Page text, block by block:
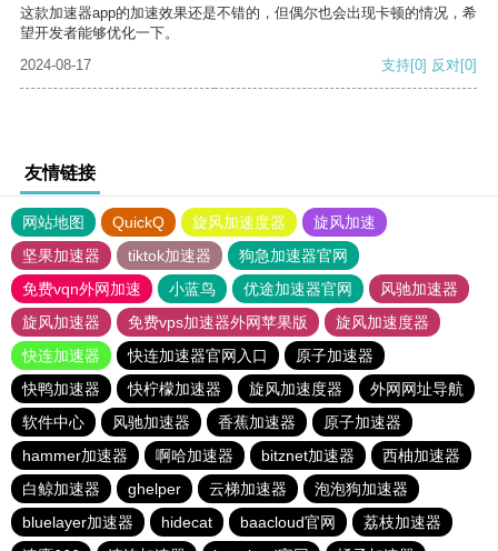
这款加速器app的加速效果还是不错的，但偶尔也会出现卡顿的情况，希
望开发者能够优化一下。
2024-08-17
支持[0] 反对[0]
友情链接
网站地图 QuickQ 旋风加速度器
旋风加速
坚果加速器
tiktok加速器
狗急加速器官网
免费vqn外网加速
小蓝鸟 优途加速器官网
风驰加速器
旋风加速器
免费vps加速器外网苹果版
旋风加速度器
快连加速器
快连加速器官网入口
原子加速器
快鸭加速器
快柠檬加速器 旋风加速度器
外网网址导航
软件中心
风驰加速器 香蕉加速器
原子加速器
hammer加速器
啊哈加速器 bitznet加速器
西柚加速器
白鲸加速器
ghelper 云梯加速器
泡泡狗加速器
bluelayer加速器
hidecat baacloud官网
荔枝加速器